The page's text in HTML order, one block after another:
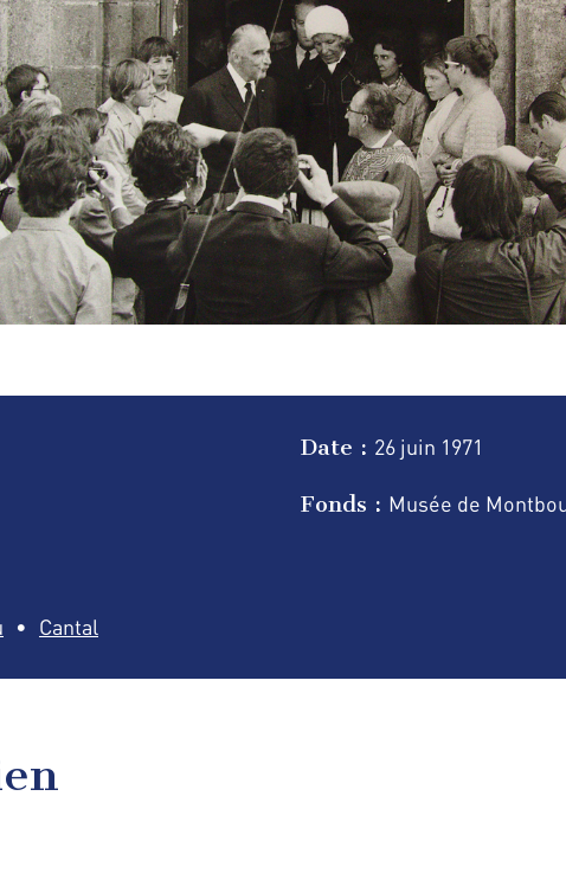
Cantal
Date : 26 juin 1971
Fonds : Musée de